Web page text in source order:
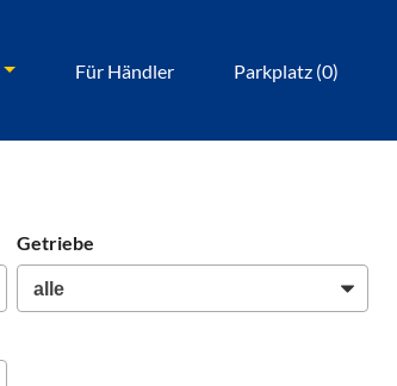
Für Händler Parkplatz (0)
Getriebe